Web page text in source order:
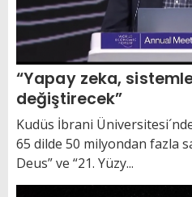
“Yapay zeka,
değiştirecek”
Kudüs İbrani
65 dilde 50 milyondan fazla
Deus” ve “21. Yüzy...